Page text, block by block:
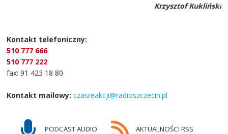
Krzysztof Kukliński
Kontakt telefoniczny:
510 777 666
510 777 222
fax: 91 423 18 80
Kontakt mailowy: czasreakcji@radioszczecin.pl
PODCAST AUDIO AKTUALNOŚCI RSS